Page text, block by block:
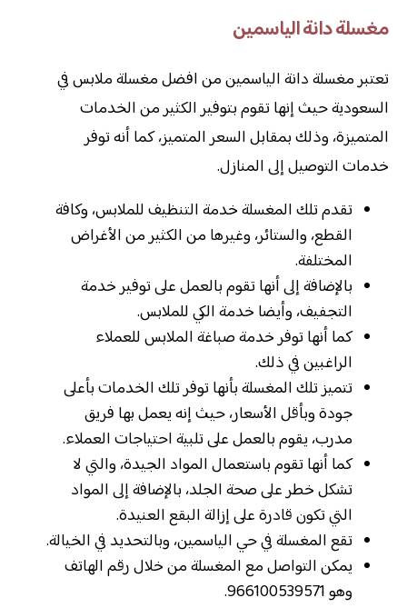
مغسلة دانة الياسمين
تعتبر مغسلة دانة الياسمين من افضل مغسلة ملابس في
السعودية حيث إنها تقوم بتوفير الكثير من الخدمات
المتميزة، وذلك بمقابل السعر المتميز، كما أنه توفر
خدمات التوصيل إلى المنازل.
تقدم تلك المغسلة خدمة التنظيف للملابس، وكافة
القطع، والستائر، وغيرها من الكثير من الأغراض
المختلفة.
بالإضافة إلى أنها تقوم بالعمل على توفير خدمة
التجفيف، وأيضا خدمة الكي للملابس.
كما أنها توفر خدمة صباغة الملابس للعملاء
الراغبين في ذلك.
تتميز تلك المغسلة بأنها توفر تلك الخدمات بأعلى
جودة وبأقل الأسعار، حيث إنه يعمل بها فريق
مدرب، يقوم بالعمل على تلبية احتياجات العملاء.
كما أنها تقوم باستعمال المواد الجيدة، والتي لا
تشكل خطر على صحة الجلد، بالإضافة إلى المواد
التي تكون قادرة على إزالة البقع العنيدة.
تقع المغسلة في حي الياسمين، وبالتحديد في الخيالة.
يمكن التواصل مع المغسلة من خلال رقم الهاتف
وهو 966100539571.